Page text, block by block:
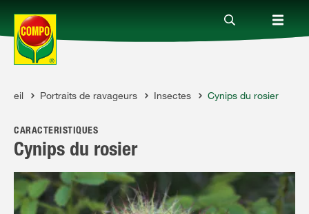
Produits
Conseil
Thèmes
Portraits de ravageurs Insectes Cynips du rosier
CARACTÉRISTIQUES
Cynips du rosier